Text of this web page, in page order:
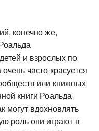
конечно же,
и взрослых по
часто красуется
или книжных
книги Роальда
могут вдохновлять
роль они играют в